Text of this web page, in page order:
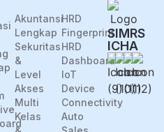
Akuntansi
Lengkap
Sekuritas
&
Level
Akses
Multi
Kelas
HRD
Fingerprint
HRD
Dashboard
IoT
Device
Connectivity
Auto
SIMRS
ICHA